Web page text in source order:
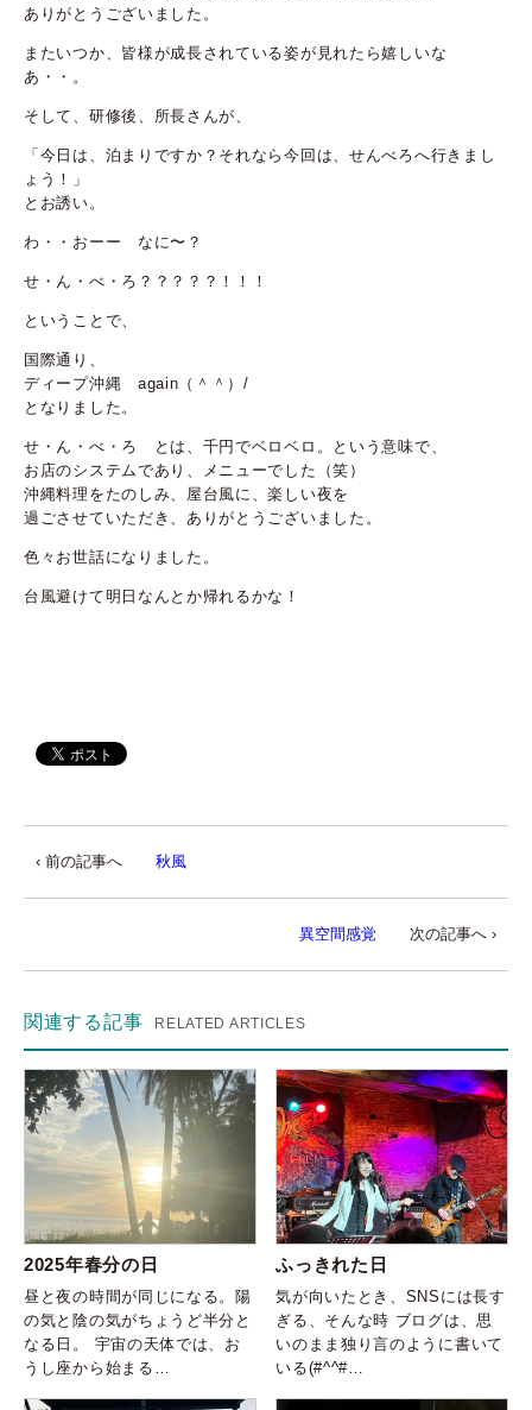
ありがとうございました。
またいつか、皆様が成長されている姿が見れたら嬉しいな
あ・・。
そして、研修後、所長さんが、
「今日は、泊まりですか？それなら今回は、せんべろへ行きまし
ょう！」
とお誘い。
わ・・おーー なに〜？
せ・ん・べ・ろ？？？？？！！！
ということで、
国際通り、
ディープ沖縄 again（＾＾）/
となりました。
せ・ん・べ・ろ とは、千円でベロベロ。という意味で、
お店のシステムであり、メニューでした（笑）
沖縄料理をたのしみ、屋台風に、楽しい夜を
過ごさせていただき、ありがとうございました。
色々お世話になりました。
台風避けて明日なんとか帰れるかな！
‹ 前の記事へ 秋風
異空間感覚 次の記事へ ›
関連する記事 RELATED ARTICLES
2025年春分の日
昼と夜の時間が同じになる。陽
の気と陰の気がちょうど半分と
なる日。 宇宙の天体では、お
うし座から始まる…
ふっきれた日
気が向いたとき、SNSには長す
ぎる、そんな時 ブログは、思
いのまま独り言のように書いて
いる(#^^#…